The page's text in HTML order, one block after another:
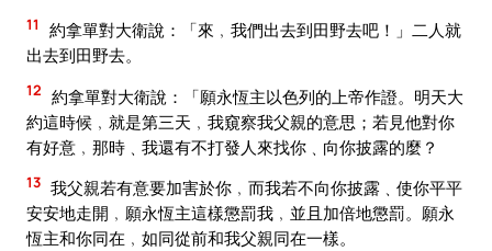
11
約拿單對大衛說：「來﹐我們出去到田野去吧！」二人就
出去到田野去。
12 約拿單對大衛說：「願永恆主以色列的上帝作證。明天大
約這時候﹐就是第三天﹐我窺察我父親的意思；若見他對你
有好意﹐那時﹑我還有不打發人來找你﹑向你披露的麼？
13 我父親若有意要加害於你﹐而我若不向你披露﹑使你平平
安安地走開﹐願永恆主這樣懲罰我﹐並且加倍地懲罰。願永
恆主和你同在﹐如同從前和我父親同在一樣。